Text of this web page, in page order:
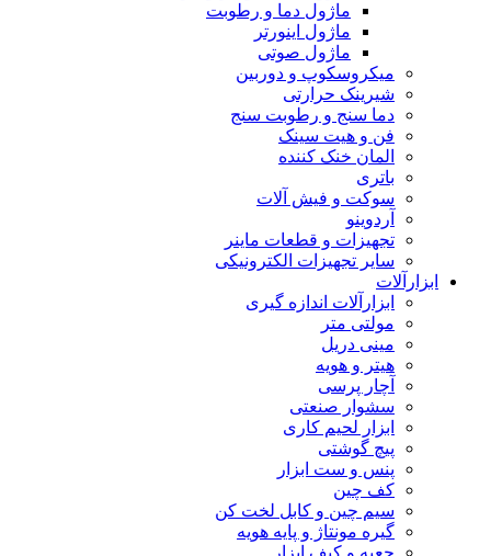
ماژول دما و رطوبت
ماژول اینورتر
ماژول صوتی
میکروسکوپ و دوربین
شیرینک حرارتی
دما سنج و رطوبت سنج
فن و هیت سینک
المان خنک کننده
باتری
سوکت و فیش آلات
آردوینو
تجهیزات و قطعات ماینر
سایر تجهیزات الکترونیکی
ابزارآلات
ابزارآلات اندازه گیری
مولتی متر
مینی دریل
هیتر و هویه
آچار پرسی
سشوار صنعتی
ابزار لحیم کاری
پیچ گوشتی
پنس و ست ابزار
کف چین
سیم چین و کابل لخت کن
گیره مونتاژ و پایه هویه
جعبه و کیف ابزار